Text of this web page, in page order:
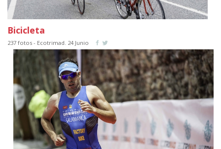
Bicicleta
237 fotos - Ecotrimad. 24 Junio